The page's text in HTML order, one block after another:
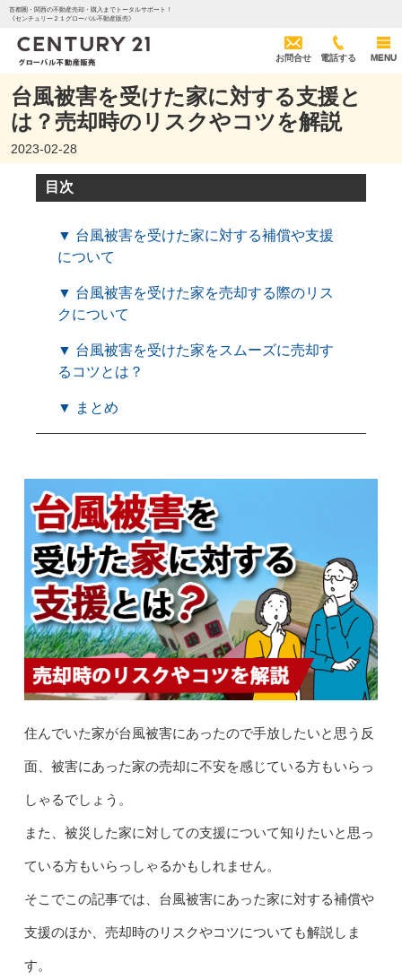
首都圏・関西の不動産売却・購入までトータルサポート！
《センチュリー２１グローバル不動産販売》
お問合せ 電話する MENU
台風被害を受けた家に対する支援と
は？売却時のリスクやコツを解説
2023-02-28
目次
▼ 台風被害を受けた家に対する補償や支援
について
▼ 台風被害を受けた家を売却する際のリス
クについて
▼ 台風被害を受けた家をスムーズに売却す
るコツとは？
▼ まとめ
住んでいた家が台風被害にあったので手放したいと思う反
面、 被害にあった家の売却に不安を感じている方もいらっ
しゃるでしょう。
また、被災した家に対しての支援について知りたいと思っ
ている方もいらっしゃるかもしれません。
そこでこの記事では、台風被害にあった家に対する補償や
支援のほか、売却時のリスクやコツについても解説しま
す。